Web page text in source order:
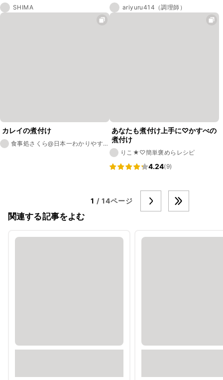
SHIMA ariyuru414（調理師）
カレイの煮付け
食事処さくら@日本一わかりやすい
あなたも煮付け上手に♡かすべの
煮付け
りこ★♡簡単褒めらレシピ
4.24(9)
1 / 14ページ
関連する記事をよむ